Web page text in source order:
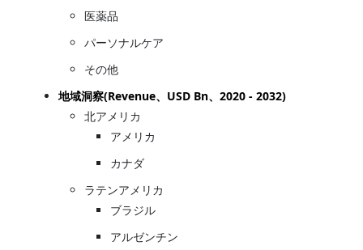
医薬品
パーソナルケア
その他
地域洞察(Revenue、USD Bn、2020 - 2032)
北アメリカ
アメリカ
カナダ
ラテンアメリカ
ブラジル
アルゼンチン